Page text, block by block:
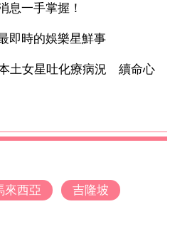
一手掌握！
即時的娛樂星鮮事
土女星吐化療病況 續命心
來西亞 吉隆坡